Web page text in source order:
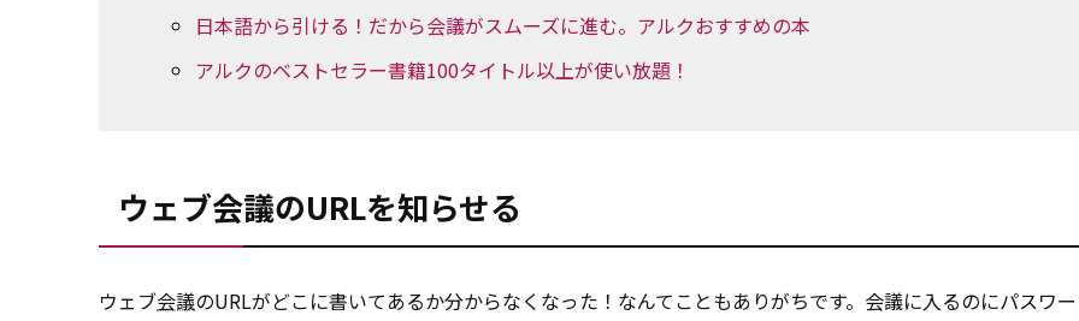
日本語から引ける！だから会議がスムーズに進む。アルクおすすめの本
アルクのベストセラー書籍100タイトル以上が使い放題！
ウェブ会議のURLを知らせる
ウェブ会議のURLがどこに書いてあるか分からなくなった！なんてこともありがちです。会議に入るのにパスワ